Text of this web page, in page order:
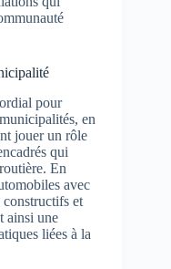
pour
en
jouer un rôle
qui
En
avec
constructifs et
ainsi une
liées à la